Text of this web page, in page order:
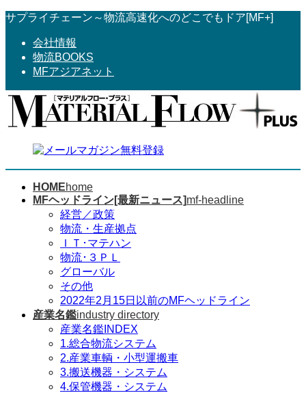
コ
へ
ス
ナ
ョ
ン
サプライチェーン～物流高速化へのどこでもドア[MF+]
会社情報
物流BOOKS
MFアジアネット
HOMEhome
MFヘッドライン[最新ニュース]mf-headline
経営／政策
物流・生産拠点
ＩＴ･マテハン
物流･３ＰＬ
グローバル
その他
2022年2月15日以前のMFヘッドライン
産業名鑑industry directory
産業名鑑INDEX
1.総合物流システム
2.産業車輌・小型運搬車
3.搬送機器・システム
4.保管機器・システム